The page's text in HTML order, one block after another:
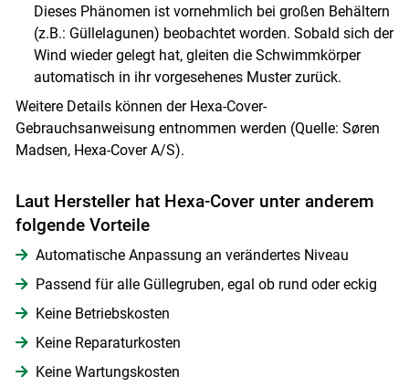
Dieses Phänomen ist vornehmlich bei großen Behältern
(z.B.: Güllelagunen) beobachtet worden. Sobald sich der
Wind wieder gelegt hat, gleiten die Schwimmkörper
automatisch in ihr vorgesehenes Muster zurück.
Weitere Details können der Hexa-Cover-
Gebrauchsanweisung entnommen werden (Quelle: Søren
Madsen, Hexa-Cover A/S).
Laut Hersteller hat Hexa-Cover unter anderem
folgende Vorteile
Automatische Anpassung an verändertes Niveau
Passend für alle Güllegruben, egal ob rund oder eckig
Keine Betriebskosten
Keine Reparaturkosten
Keine Wartungskosten